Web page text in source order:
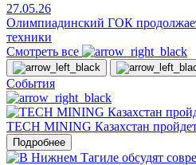
27.05.26
Олимпиадинский ГОК
техники
Смотреть все
События
TECH MINING Казахстан
Подробнее